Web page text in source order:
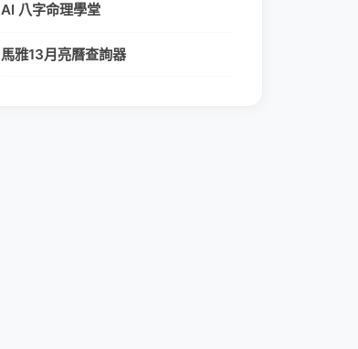
AI 八字命理學堂
馬雅13月亮曆查詢器